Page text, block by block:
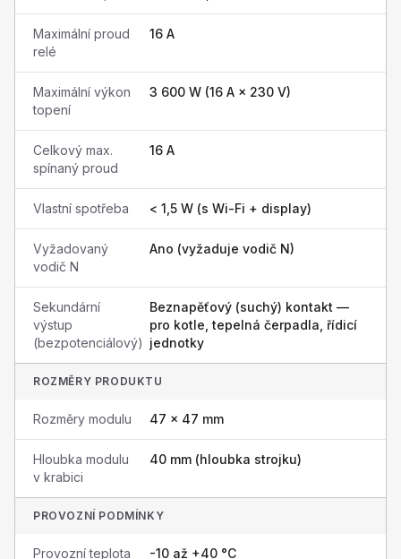
Maximální proud
relé
16 A
Maximální výkon
topení
3 600 W (16 A × 230 V)
Celkový max.
spínaný proud
16 A
Vlastní spotřeba < 1,5 W (s Wi-Fi + display)
Vyžadovaný
vodič N
Ano (vyžaduje vodič N)
Sekundární
výstup
(bezpotenciálový)
Beznapěťový (suchý) kontakt —
pro kotle, tepelná čerpadla, řídicí
jednotky
ROZMĚRY PRODUKTU
Rozměry modulu 47 × 47 mm
Hloubka modulu
v krabici
40 mm (hloubka strojku)
PROVOZNÍ PODMÍNKY
Provozní teplota -10 až +40 °C